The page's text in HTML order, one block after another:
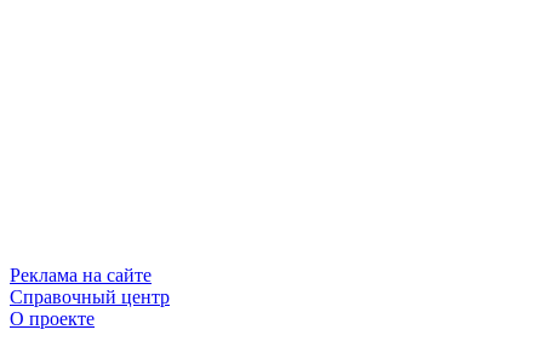
Реклама на сайте
Справочный центр
О проекте